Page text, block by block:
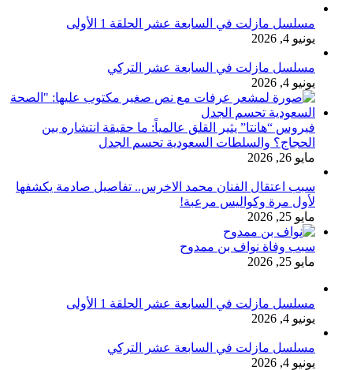
مسلسل مازلت في السابعة عشر الحلقة 1 الأولى
يونيو 4, 2026
مسلسل مازلت في السابعة عشر التركي
يونيو 4, 2026
فيروس “هانتا” يثير القلق عالمياً: ما حقيقة انتشاره بين
الحجاج؟ والسلطات السعودية تحسم الجدل
مايو 26, 2026
سبب اعتقال الفنان محمد الاخرس.. تفاصيل صادمة يكشفها
لأول مرة وكواليس مرعبة!
مايو 25, 2026
سبب وفاة نواف بن ممدوح
مايو 25, 2026
مسلسل مازلت في السابعة عشر الحلقة 1 الأولى
يونيو 4, 2026
مسلسل مازلت في السابعة عشر التركي
يونيو 4, 2026